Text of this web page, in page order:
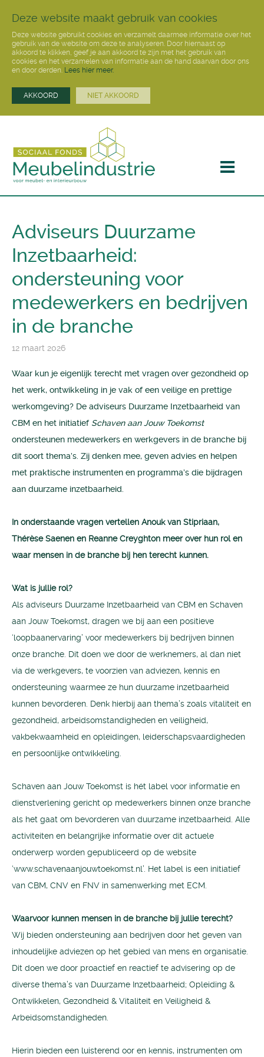
Deze website maakt gebruik van cookies
Deze website gebruikt cookies en verzamelt daarmee informatie over het
gebruik van de website om deze te analyseren. Door hiernaast op
akkoord te klikken, geef je aan akkoord te zijn met het gebruik van
cookies en het verzamelen van informatie aan de hand daarvan door ons
en door derden. Lees hier meer.
AKKOORD NIET AKKOORD
Adviseurs Duurzame
Inzetbaarheid:
ondersteuning voor
medewerkers en bedrijven
in de branche
12 maart 2026
Waar kun je eigenlijk terecht met vragen over gezondheid op
het werk, ontwikkeling in je vak of een veilige en prettige
werkomgeving? De adviseurs Duurzame Inzetbaarheid van
CBM en het initiatief Schaven aan Jouw Toekomst
ondersteunen medewerkers en werkgevers in de branche bij
dit soort thema’s. Zij denken mee, geven advies en helpen
met praktische instrumenten en programma’s die bijdragen
aan duurzame inzetbaarheid.
In onderstaande vragen vertellen Anouk van Stipriaan,
Thérèse Saenen en Reanne Creyghton meer over hun rol en
waar mensen in de branche bij hen terecht kunnen.
Wat is jullie rol?
Als adviseurs Duurzame Inzetbaarheid van CBM en Schaven
aan Jouw Toekomst, dragen we bij aan een positieve
‘loopbaanervaring’ voor medewerkers bij bedrijven binnen
onze branche. Dit doen we door de werknemers, al dan niet
via de werkgevers, te voorzien van adviezen, kennis en
ondersteuning waarmee ze hun duurzame inzetbaarheid
kunnen bevorderen. Denk hierbij aan thema’s zoals vitaliteit en
gezondheid, arbeidsomstandigheden en veiligheid,
vakbekwaamheid en opleidingen, leiderschapsvaardigheden
en persoonlijke ontwikkeling.
Schaven aan Jouw Toekomst is hét label voor informatie en
dienstverlening gericht op medewerkers binnen onze branche
als het gaat om bevorderen van duurzame inzetbaarheid. Alle
activiteiten en belangrijke informatie over dit actuele
onderwerp worden gepubliceerd op de website
‘www.schavenaanjouwtoekomst.nl’. Het label is een initiatief
van CBM, CNV en FNV in samenwerking met ECM.
Waarvoor kunnen mensen in de branche bij jullie terecht?
Wij bieden ondersteuning aan bedrijven door het geven van
inhoudelijke adviezen op het gebied van mens en organisatie.
Dit doen we door proactief en reactief te advisering op de
diverse thema’s van Duurzame Inzetbaarheid; Opleiding &
Ontwikkelen, Gezondheid & Vitaliteit en Veiligheid &
Arbeidsomstandigheden.
Hierin bieden een luisterend oor en kennis, instrumenten om